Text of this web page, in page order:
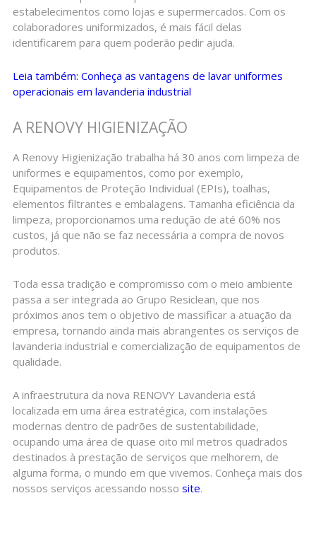
estabelecimentos como lojas e supermercados. Com os
colaboradores uniformizados, é mais fácil delas
identificarem para quem poderão pedir ajuda.
Leia também: Conheça as vantagens de lavar uniformes
operacionais em lavanderia industrial
A RENOVY HIGIENIZAÇÃO
A Renovy Higienização trabalha há 30 anos com limpeza de
uniformes e equipamentos, como por exemplo,
Equipamentos de Proteção Individual (EPIs), toalhas,
elementos filtrantes e embalagens. Tamanha eficiência da
limpeza, proporcionamos uma redução de até 60% nos
custos, já que não se faz necessária a compra de novos
produtos.
Toda essa tradição e compromisso com o meio ambiente
passa a ser integrada ao Grupo Resiclean, que nos
próximos anos tem o objetivo de massificar a atuação da
empresa, tornando ainda mais abrangentes os serviços de
lavanderia industrial e comercialização de equipamentos de
qualidade.
A infraestrutura da nova RENOVY Lavanderia está
localizada em uma área estratégica, com instalações
modernas dentro de padrões de sustentabilidade,
ocupando uma área de quase oito mil metros quadrados
destinados à prestação de serviços que melhorem, de
alguma forma, o mundo em que vivemos. Conheça mais dos
nossos serviços acessando nosso site.